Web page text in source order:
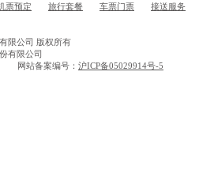
票预定 旅行套餐 车票门票 接送服务
限公司 版权所有
有限公司
网站备案编号： 沪ICP备05029914号-5